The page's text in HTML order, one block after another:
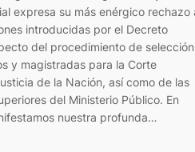
expresa su más enérgico rechazo
introducidas por el Decreto
del procedimiento de selección
y magistradas para la Corte
de la Nación, así como de las
del Ministerio Público. En
nuestra profunda…